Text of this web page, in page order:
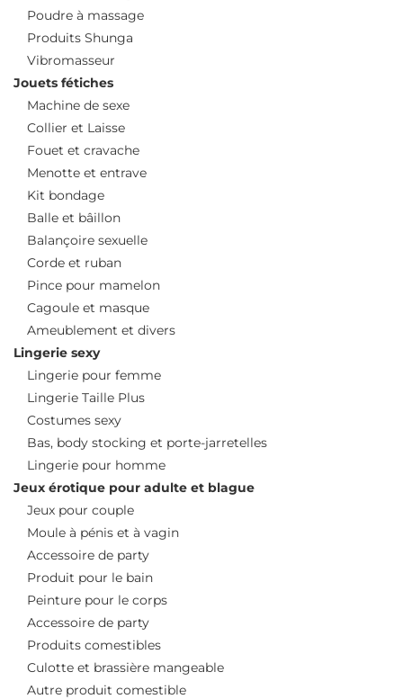
Poudre à massage
Produits Shunga
Vibromasseur
Jouets fétiches
Machine de sexe
Collier et Laisse
Fouet et cravache
Menotte et entrave
Kit bondage
Balle et bâillon
Balançoire sexuelle
Corde et ruban
Pince pour mamelon
Cagoule et masque
Ameublement et divers
Lingerie sexy
Lingerie pour femme
Lingerie Taille Plus
Costumes sexy
Bas, body stocking et porte-jarretelles
Lingerie pour homme
Jeux érotique pour adulte et blague
Jeux pour couple
Moule à pénis et à vagin
Accessoire de party
Produit pour le bain
Peinture pour le corps
Accessoire de party
Produits comestibles
Culotte et brassière mangeable
Autre produit comestible